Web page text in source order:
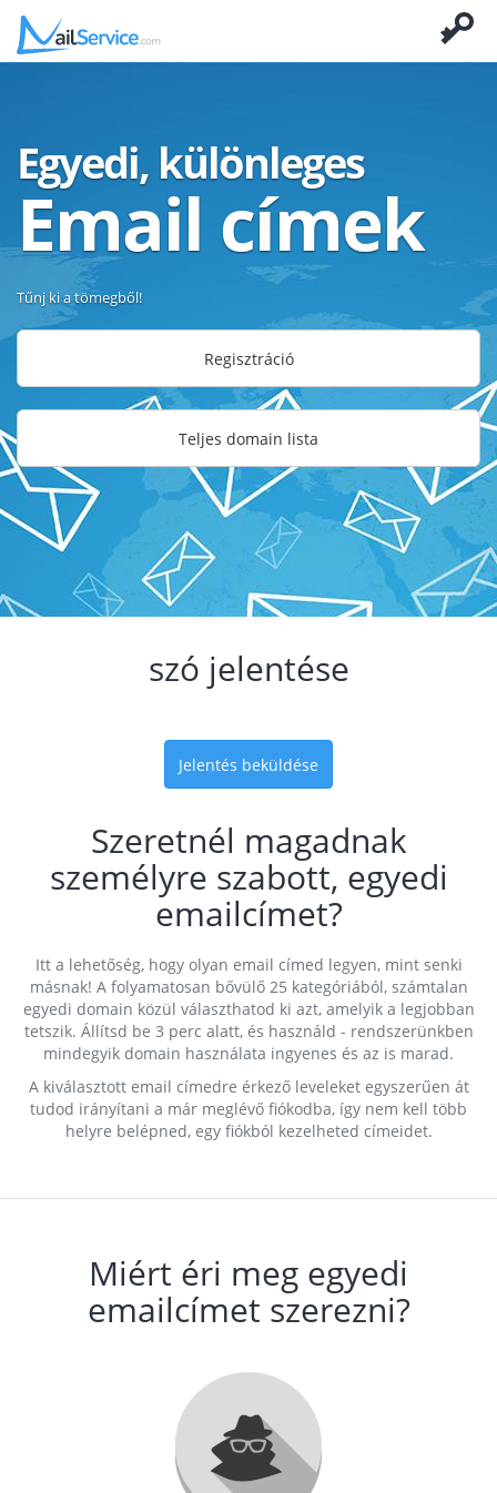
Egyedi, különleges
Email címek
Tűnj ki a tömegből!
Regisztráció
Teljes domain lista
szó jelentése
Jelentés beküldése
Szeretnél magadnak
személyre szabott, egyedi
emailcímet?
Itt a lehetőség, hogy olyan email címed legyen, mint senki
másnak! A folyamatosan bővülő 25 kategóriából, számtalan
egyedi domain közül választhatod ki azt, amelyik a legjobban
tetszik. Állítsd be 3 perc alatt, és használd - rendszerünkben
mindegyik domain használata ingyenes és az is marad.
A kiválasztott email címedre érkező leveleket egyszerűen át
tudod irányítani a már meglévő fiókodba, így nem kell több
helyre belépned, egy fiókból kezelheted címeidet.
Miért éri meg egyedi
emailcímet szerezni?